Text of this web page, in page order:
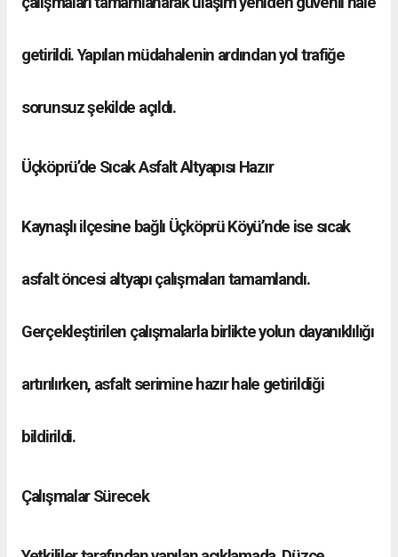
getirildi. Yapılan müdahalenin ardından yol trafiğe
sorunsuz şekilde açıldı.
Üçköprü’de Sıcak Asfalt Altyapısı Hazır
Kaynaşlı ilçesine bağlı Üçköprü Köyü’nde ise sıcak
asfalt öncesi altyapı çalışmaları tamamlandı.
Gerçekleştirilen çalışmalarla birlikte yolun dayanıklılığı
artırılırken, asfalt serimine hazır hale getirildiği
bildirildi.
Çalışmalar Sürecek